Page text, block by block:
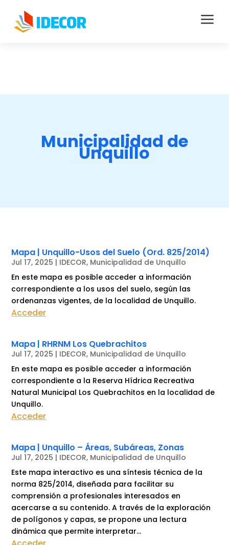
a
Municipalidad de
Unquillo
Mapa | Unquillo-Usos del Suelo (Ord. 825/2014)
Jul 17, 2025 | IDECOR, Municipalidad de Unquillo
En este mapa es posible acceder a información
correspondiente a los usos del suelo, según las
ordenanzas vigentes, de la localidad de Unquillo.
Acceder
Mapa | RHRNM Los Quebrachitos
Jul 17, 2025 | IDECOR, Municipalidad de Unquillo
En este mapa es posible acceder a información
correspondiente a la Reserva Hídrica Recreativa
Natural Municipal Los Quebrachitos en la localidad de
Unquillo.
Acceder
Mapa | Unquillo – Áreas, Subáreas, Zonas
Jul 17, 2025 | IDECOR, Municipalidad de Unquillo
Este mapa interactivo es una síntesis técnica de la
norma 825/2014, diseñada para facilitar su
comprensión a profesionales interesados en
acercarse a su contenido. A través de la exploración
de polígonos y capas, se propone una lectura
dinámica que permite interpretar...